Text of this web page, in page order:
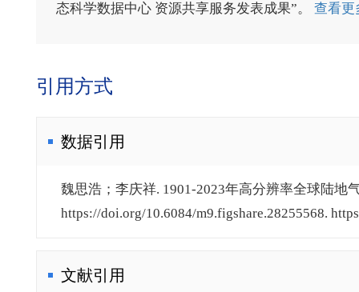
态科学数据中心 资源共享服务发表成果”。 查看
引用方式
数据引用
魏思浩；李庆祥. 1901-2023年高分辨率全球陆地
https://doi.org/10.6084/m9.figshare.28255568.
文献引用